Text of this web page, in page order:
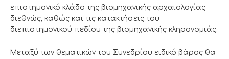
επιστημονικό κλάδο της βιομηχανικής αρχαιολογίας
διεθνώς, καθώς και τις κατακτήσεις του
διεπιστημονικού πεδίου της βιομηχανικής κληρονομιάς.
Μεταξύ των θεματικών του Συνεδρίου ειδικό βάρος θα